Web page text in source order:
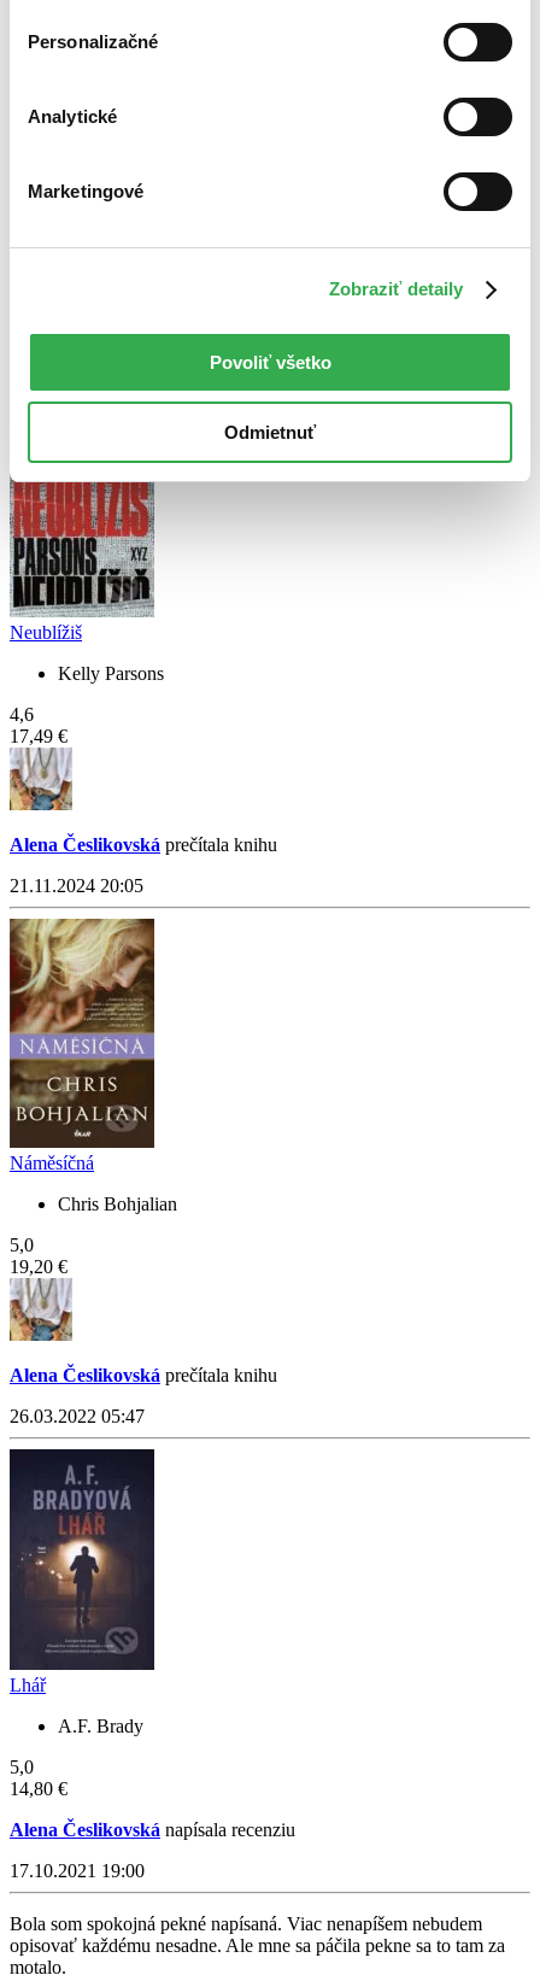
Personalizačné
Analytické
Marketingové
Zobraziť detaily
Povoliť všetko
Odmietnuť
Nablízku
5,0
Neublížiš
Kelly Parsons
4,6
17,49 €
Alena Česlikovská prečítala knihu
21.11.2024 20:05
Náměsíčná
Chris Bohjalian
5,0
19,20 €
Alena Česlikovská prečítala knihu
26.03.2022 05:47
Lhář
A.F. Brady
5,0
14,80 €
Alena Česlikovská napísala recenziu
17.10.2021 19:00
Bola som spokojná pekné napísaná. Viac nenapíšem nebudem
opisovať každému nesadne. Ale mne sa páčila pekne sa to tam za
motalo.